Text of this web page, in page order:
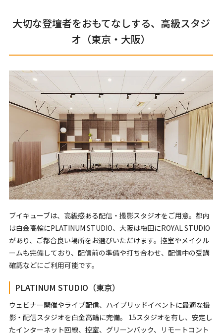
大切な登壇者をおもてなしする、高級スタジ
オ（東京・大阪）
ブイキューブは、高級感ある配信・撮影スタジオをご用意。都内
は白金高輪にPLATINUM STUDIO、大阪は梅田にROYAL STUDIO
があり、ご都合良い場所をお選びいただけます。控室やメイクル
ームも完備しており、配信前の準備や打ち合わせ、配信中の受講
確認などにご利用可能です。
PLATINUM STUDIO（東京）
ウェビナー開催やライブ配信、ハイブリッドイベントに最適な撮
影・配信スタジオを白金高輪に完備。 15スタジオを有し、安定し
たインターネット回線、控室、グリーンバック、リモートコント